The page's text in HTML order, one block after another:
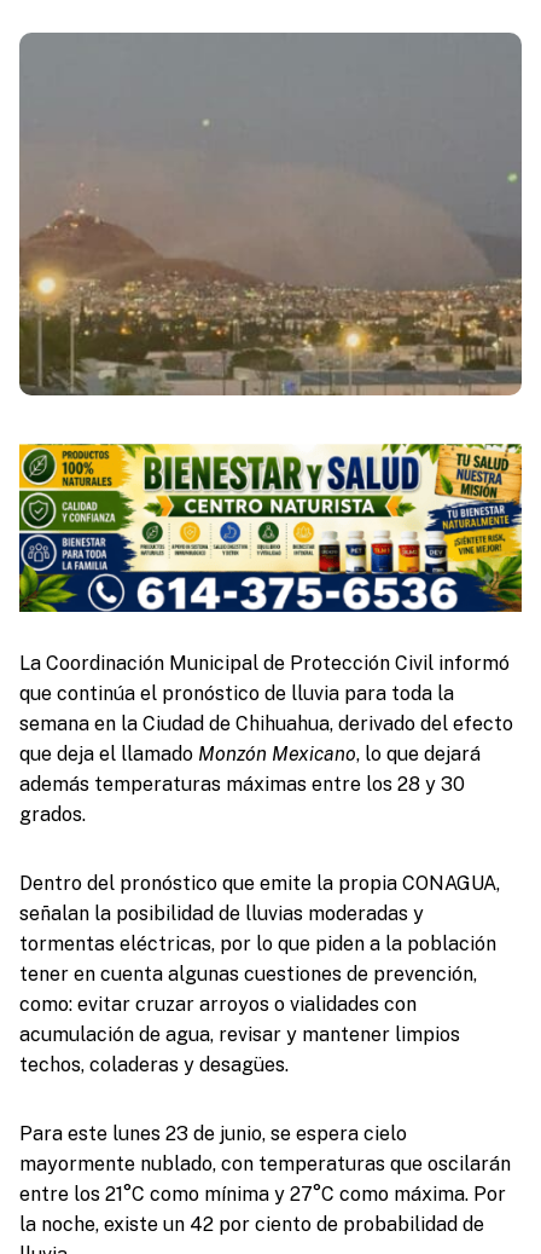
La Coordinación Municipal de Protección Civil informó
que continúa el pronóstico de lluvia para toda la
semana en la Ciudad de Chihuahua, derivado del efecto
que deja el llamado Monzón Mexicano, lo que dejará
además temperaturas máximas entre los 28 y 30
grados.
Dentro del pronóstico que emite la propia CONAGUA,
señalan la posibilidad de lluvias moderadas y
tormentas eléctricas, por lo que piden a la población
tener en cuenta algunas cuestiones de prevención,
como: evitar cruzar arroyos o vialidades con
acumulación de agua, revisar y mantener limpios
techos, coladeras y desagües.
Para este lunes 23 de junio, se espera cielo
mayormente nublado, con temperaturas que oscilarán
entre los 21°C como mínima y 27°C como máxima. Por
la noche, existe un 42 por ciento de probabilidad de